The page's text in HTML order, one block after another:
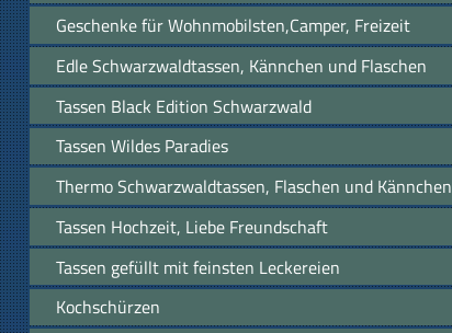
Geschenke für Wohnmobilsten,Camper, Freizeit
Edle Schwarzwaldtassen, Kännchen und Flaschen
Tassen Black Edition Schwarzwald
Tassen Wildes Paradies
Thermo Schwarzwaldtassen, Flaschen und Kännchen
Tassen Hochzeit, Liebe Freundschaft
Tassen gefüllt mit feinsten Leckereien
Kochschürzen